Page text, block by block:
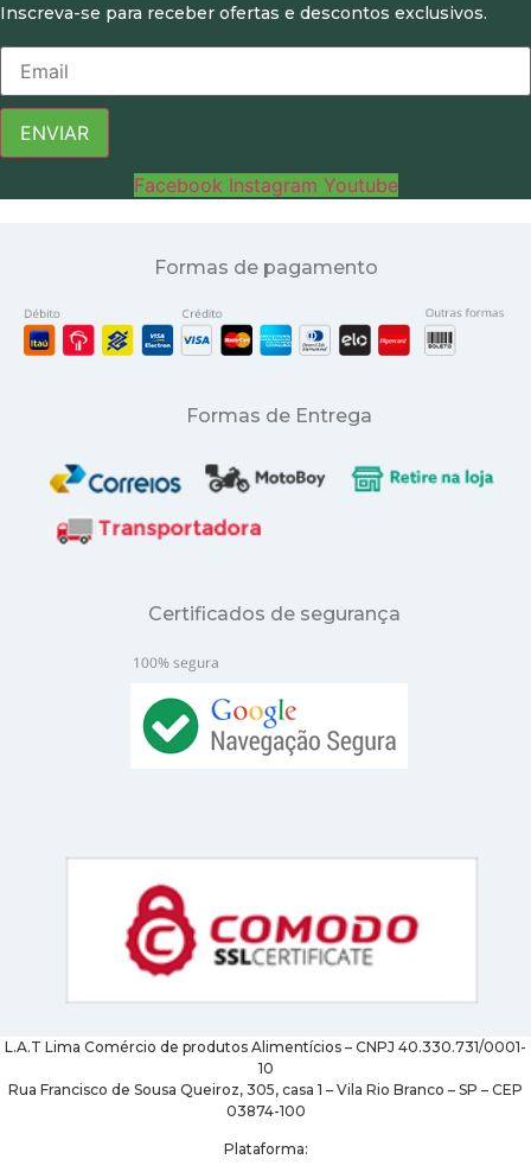
Inscreva-se para receber ofertas e descontos exclusivos.
ENVIAR
Facebook Instagram Youtube
Formas de pagamento
Formas de Entrega
Certificados de segurança
L.A.T Lima Comércio de produtos Alimentícios – CNPJ 40.330.731/0001-
10
Rua Francisco de Sousa Queiroz, 305, casa 1 – Vila Rio Branco – SP – CEP
03874-100
Plataforma: